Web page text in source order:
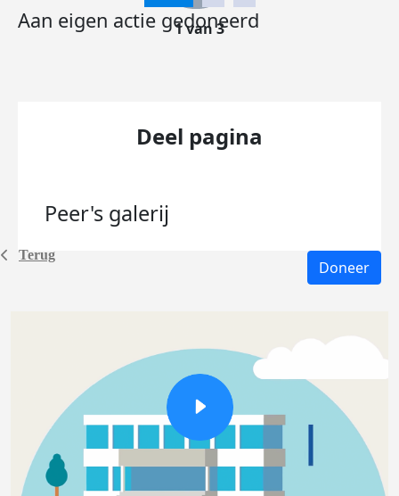
Terug
Aan eigen actie gedoneerd
1 van 3
Deel pagina
Peer's galerij
Doneer